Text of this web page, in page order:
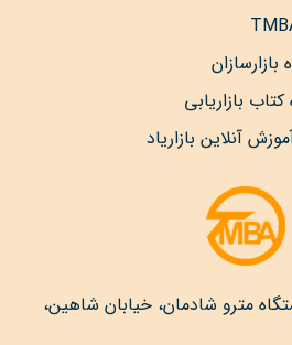
بازارسازان
بازاریابی
آنلاین بازاریاد
مترو شادمان، خیابان شاهین،